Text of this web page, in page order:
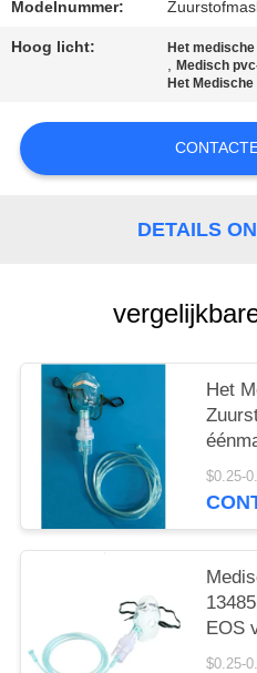
Modelnummer:
Hoog licht: Het
,Medisch
Het
DETAILS
Het
$0.25-
EOS
$0.25-